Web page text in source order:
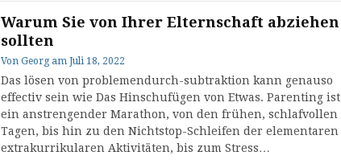
Warum Sie von Ihrer Elternschaft abziehen
sollten
Von Georg am Juli 18, 2022
Das lösen von problemendurch-subtraktion kann genauso
effectiv sein wie Das Hinschufügen von Etwas. Parenting ist
ein anstrengender Marathon, von den frühen, schlafvollen
Tagen, bis hin zu den Nichtstop-Schleifen der elementaren
extrakurrikularen Aktivitäten, bis zum Stress…